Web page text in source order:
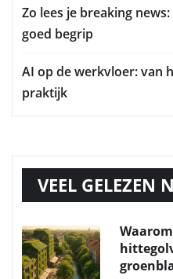
Zo lees je breaking
goed begrip
AI op de werkvloer: van
praktijk
VEEL GELEZEN